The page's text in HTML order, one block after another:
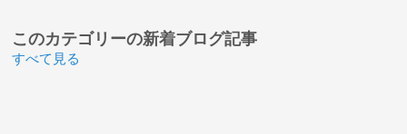
このカテゴリーの新着ブログ記事
すべて見る